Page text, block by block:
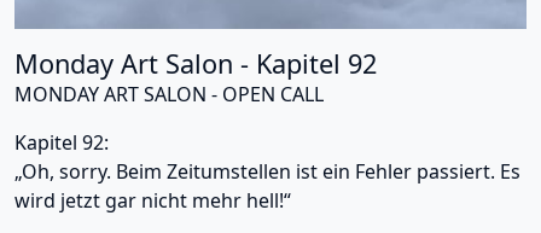
Monday Art Salon - Kapitel 92
MONDAY ART SALON - OPEN CALL
Kapitel 92:
„Oh, sorry. Beim Zeitumstellen ist ein Fehler passiert. Es
wird jetzt gar nicht mehr hell!“